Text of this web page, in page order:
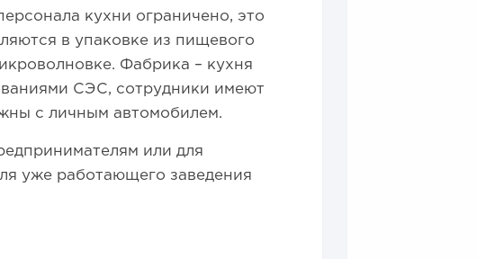
кухни ограничено, это
в упаковке из пищевого
Фабрика – кухня
СЭС, сотрудники имеют
с личным автомобилем.
или для
уже работающего заведения